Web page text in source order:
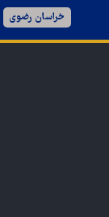
خراسان رضوی